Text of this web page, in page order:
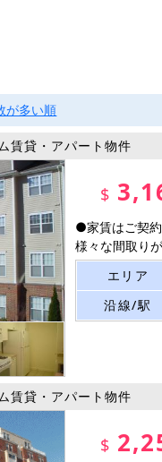
が多い順
貸・アパート物件
$
●家賃はご契
様々な間取り
エリア
沿線/駅
貸・アパート物件
$